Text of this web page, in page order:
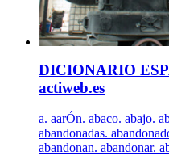
DICIONARIO
actiweb.es
a. aarÓn. abaco. abajo.
abandonadas.
abandonan. abandonar.